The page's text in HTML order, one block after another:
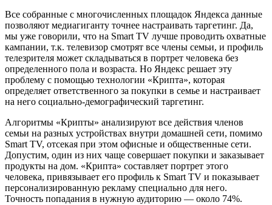
Все собранные с многочисленных площадок Яндекса данные
позволяют медиагиганту точнее настраивать таргетинг. Да,
мы уже говорили, что на Smart TV лучше проводить охватные
кампании, т.к. телевизор смотрят все члены семьи, и профиль
телезрителя может складываться в портрет человека без
определенного пола и возраста. Но Яндекс решает эту
проблему с помощью технологии «Крипта», которая
определяет ответственного за покупки в семье и настраивает
на него социально-демографический таргетинг.
Алгоритмы «Крипты» анализируют все действия членов
семьи на разных устройствах внутри домашней сети, помимо
Smart TV, отсекая при этом офисные и общественные сети.
Допустим, один из них чаще совершает покупки и заказывает
продукты на дом. «Крипта» составляет портрет этого
человека, привязывает его профиль к Smart TV и показывает
персонализированную рекламу специально для него.
Точность попадания в нужную аудиторию — около 74%.